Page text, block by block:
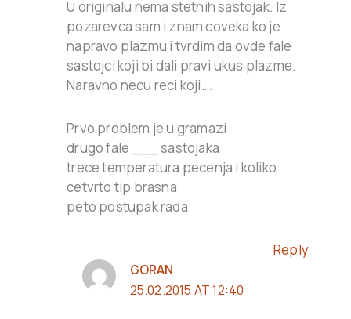
U originalu nema stetnih sastojak. Iz
pozarevca sam i znam coveka ko je
napravo plazmu i tvrdim da ovde fale
sastojci koji bi dali pravi ukus plazme.
Naravno necu reci koji….
Prvo problem je u gramazi
drugo fale ___ sastojaka
trece temperatura pecenja i koliko
cetvrto tip brasna
peto postupak rada
Reply
GORAN
25.02.2015 AT 12:40